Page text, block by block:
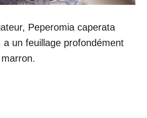
Peperomia caperata
a un feuillage profondément